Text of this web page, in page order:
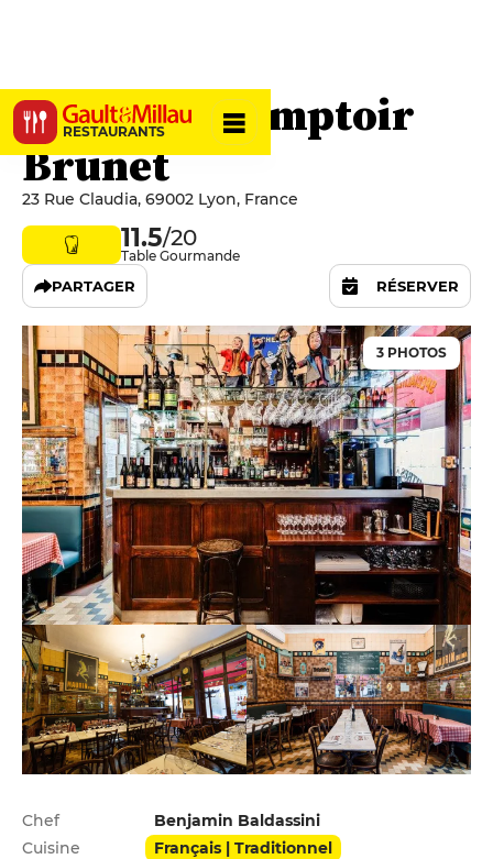
RESTAURANTS
Bouchon Comptoir
Brunet
23 Rue Claudia, 69002 Lyon, France
11.5/20
Table Gourmande
PARTAGER RÉSERVER
3 PHOTOS
Infos pratiques
Chef
Benjamin Baldassini
Cuisine
Français | Traditionnel